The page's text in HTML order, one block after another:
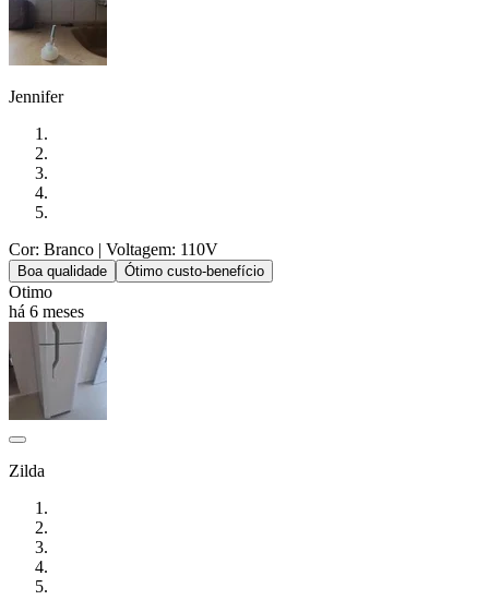
Jennifer
Cor: Branco | Voltagem: 110V
Boa qualidade Ótimo custo-benefício
Otimo
há 6 meses
Zilda